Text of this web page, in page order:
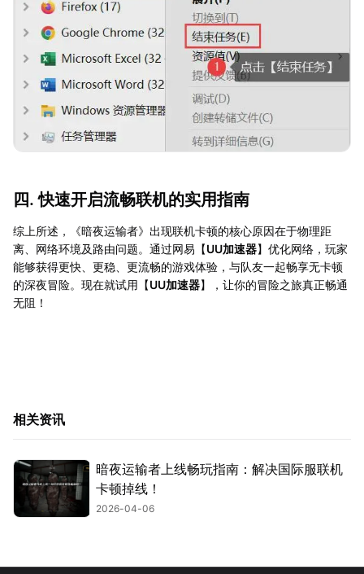
四. 快速开启流畅联机的实用指南
综上所述，《暗夜运输者》出现联机卡顿的核心原因在于物理距
离、网络环境及路由问题。通过网易【UU加速器】优化网络，玩家
能够获得更快、更稳、更流畅的游戏体验，与队友一起畅享无卡顿
的深夜冒险。现在就试用【UU加速器】，让你的冒险之旅真正畅通
无阻！
相关资讯
暗夜运输者上线畅玩指南：解决国际服联机
卡顿掉线！
2026-04-06